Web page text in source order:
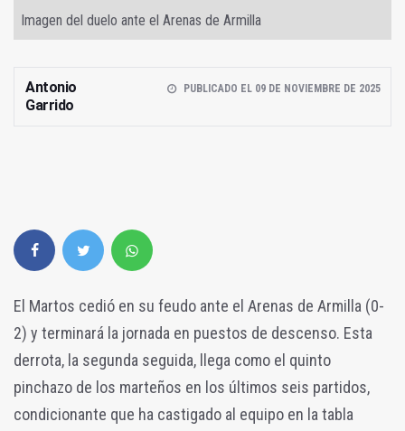
Imagen del duelo ante el Arenas de Armilla
Antonio
Garrido
PUBLICADO EL 09 DE NOVIEMBRE DE 2025
El Martos cedió en su feudo ante el Arenas de Armilla (0-
2) y terminará la jornada en puestos de descenso. Esta
derrota, la segunda seguida, llega como el quinto
pinchazo de los marteños en los últimos seis partidos,
condicionante que ha castigado al equipo en la tabla